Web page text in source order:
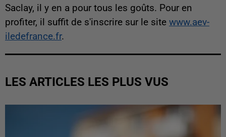
Saclay, il y en a pour tous les goûts. Pour en
profiter, il suffit de s'inscrire sur le site www.aev-
iledefrance.fr.
LES ARTICLES LES PLUS VUS